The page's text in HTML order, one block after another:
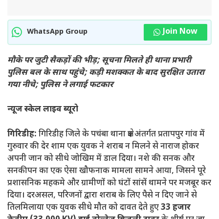
WhatsApp Group Join Now
मौके पर जुटी सैकड़ों की भीड़; सूचना मिलते ही थाना प्रभारी
पुलिस बल के साथ पहुंचे; कड़ी मशक्कत के बाद सुरक्षित उतारा
गया नीचे; पुलिस ने लगाई फटकार
न्यूज स्केल लाइव ब्यूरो
गिरिडीह: गिरिडीह जिले के पचंबा थाना क्षेत्र अंतर्गत प्रतापपुर गांव में
गुरुवार की देर शाम एक युवक ने शराब न मिलने से नाराज होकर
अपनी जान को सीधे जोखिम में डाल दिया। नशे की सनक और
सनकीपन का एक ऐसा खौफनाक मामला सामने आया, जिसने पूरे
प्रशासनिक महकमे और ग्रामीणों को घंटों सांसें थामने पर मजबूर कर
दिया। दरअसल, परिजनों द्वारा शराब के लिए पैसे न दिए जाने से
तिलमिलाया एक युवक सीधे मौत को दावत देते हुए33 हजार